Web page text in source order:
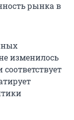
рынка в
изменилось